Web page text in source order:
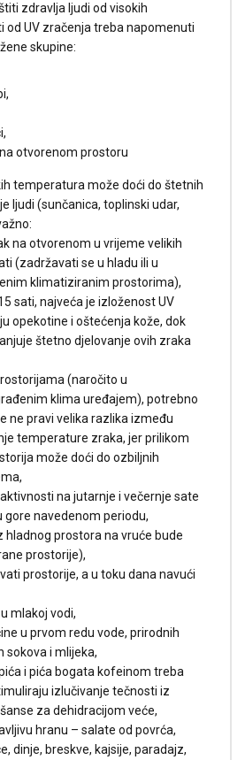
zdravlja ljudi od visokih
UV zračenja treba napomenuti
skupine:
otvorenom prostoru
temperatura može doći do štetnih
ljudi (sunčanica, toplinski udar,
na otvorenom u vrijeme velikih
(zadržavati se u hladu ili u
klimatiziranim prostorima),
sati, najveća je izloženost UV
opekotine i oštećenja kože, dok
štetno djelovanje ovih zraka
(naročito u
klima uređajem), potrebno
ne pravi velika razlika između
temperature zraka, jer prilikom
može doći do ozbiljnih
na jutarnje i večernje sate
gore navedenom periodu,
hladnog prostora na vruće bude
prostorije),
prostorije, a u toku dana navući
mlakoj vodi,
u prvom redu vode, prirodnih
sokova i mlijeka,
i pića bogata kofeinom treba
izlučivanje tečnosti iz
za dehidracijom veće,
hranu – salate od povrća,
dinje, breskve, kajsije, paradajz,